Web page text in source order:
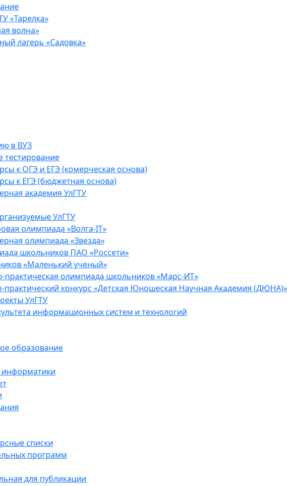
«Тарелка»
волна»
лагерь «Садовка»
в ВУЗ
к ОГЭ и ЕГЭ (комерческая основа)
к ЕГЭ (бюджетная основа)
академия УлГТУ
УлГТУ
олимпиада «Волга-IT»
олимпиада «Звезда»
школьников ПАО «Россети»
«Маленький ученый»
практическая олимпиада школьников «Марс-ИТ»
практический конкурс «Детская Юношеская Научная Академия (ДЮНА)»
УлГТУ
информационных систем и технологий
образование
списки
программ
для публикации